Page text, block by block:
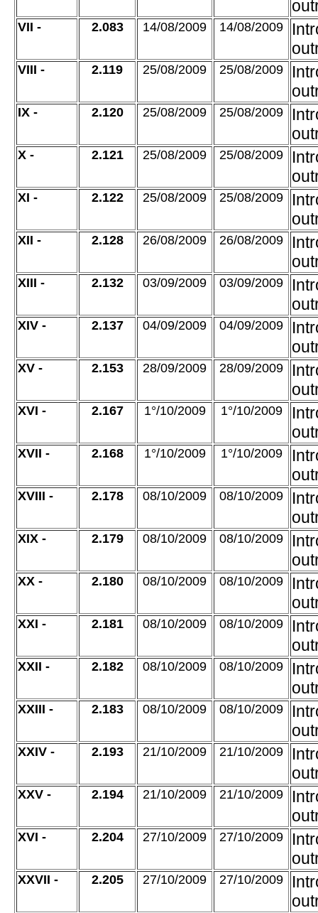
VII - 2.083 14/08/2009 14/08/2009
VIII - 2.119 25/08/2009 25/08/2009
IX - 2.120 25/08/2009 25/08/2009
X - 2.121 25/08/2009 25/08/2009
XI - 2.122 25/08/2009 25/08/2009
XII - 2.128 26/08/2009 26/08/2009
XIII - 2.132 03/09/2009 03/09/2009
XIV - 2.137 04/09/2009 04/09/2009
XV - 2.153 28/09/2009 28/09/2009
XVI - 2.167 1°/10/2009 1°/10/2009
XVII - 2.168 1°/10/2009 1°/10/2009
XVIII - 2.178 08/10/2009 08/10/2009
XIX - 2.179 08/10/2009 08/10/2009
XX - 2.180 08/10/2009 08/10/2009
XXI - 2.181 08/10/2009 08/10/2009
XXII - 2.182 08/10/2009 08/10/2009
XXIII - 2.183 08/10/2009 08/10/2009
XXIV - 2.193 21/10/2009 21/10/2009
XXV - 2.194 21/10/2009 21/10/2009
XVI - 2.204 27/10/2009 27/10/2009
XXVII - 2.205 27/10/2009 27/10/2009